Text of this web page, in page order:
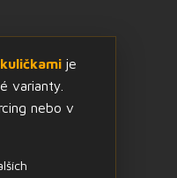
je
varianty.
nebo v